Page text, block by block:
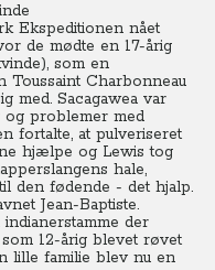
Ekspeditionen nået
de mødte en 17-årig
som en
Charbonneau
med. Sacagawea var
og problemer med
fortalte, at pulveriseret
hjælpe og Lewis tog
hale,
den fødende - det hjalp.
Jean-Baptiste.
der
12-årig blevet røvet
lille familie blev nu en